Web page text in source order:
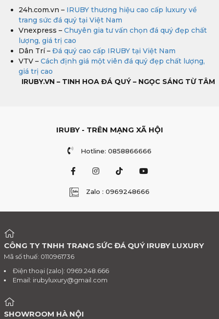
24h.com.vn – IRUBY thương hiệu cao cấp luxury về
trang sức đá quý tại Việt Nam
Vnexpress – Chuyên gia tư vấn chọn đá quý đẹp chất
lượng, giá trị cao
Dân Trí – Đá quý cao cấp IRUBY tại Việt Nam
VTV – Cách định giá một viên đá quý đẹp chất lượng,
giá trị cao
IRUBY.VN – TINH HOA ĐÁ QUÝ – NGỌC SÁNG TỪ TÂM
IRUBY - TRÊN MẠNG XÃ HỘI
Hotline: 0858866666
Zalo : 0969248666
CÔNG TY TNHH TRANG SỨC ĐÁ QUÝ IRUBY LUXURY
Mã số thuế: 0110961736
Điện thoại (zalo): 0969.248.666
Email: irubyluxury@gmail.com
SHOWROOM HÀ NỘI